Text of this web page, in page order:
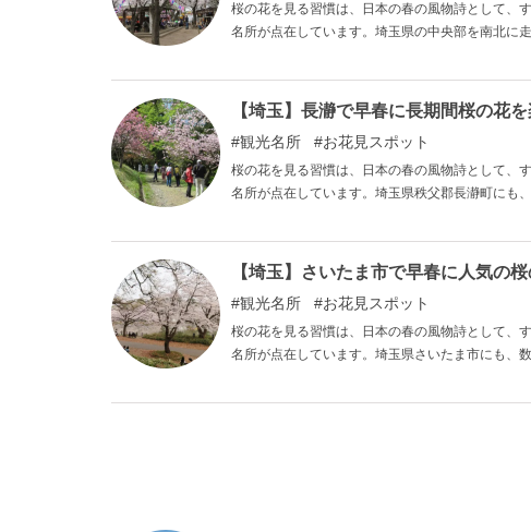
桜の花を見る習慣は、日本の春の風物詩として、
名所が点在しています。埼玉県の中央部を南北に
本記事では、その中から県内外の人々に人気の
林公園の4スポットをご紹介します。
【埼玉】長瀞で早春に長期間桜の花
観光名所 お花見スポット
桜の花を見る習慣は、日本の春の風物詩として、
名所が点在しています。埼玉県秩父郡長瀞町にも
ができます。その中から桜の名所として県内外
り、南桜通り、宝登山神社参道、野土山、井戸、
【埼玉】さいたま市で早春に人気の
観光名所 お花見スポット
桜の花を見る習慣は、日本の春の風物詩として、
名所が点在しています。埼玉県さいたま市にも、